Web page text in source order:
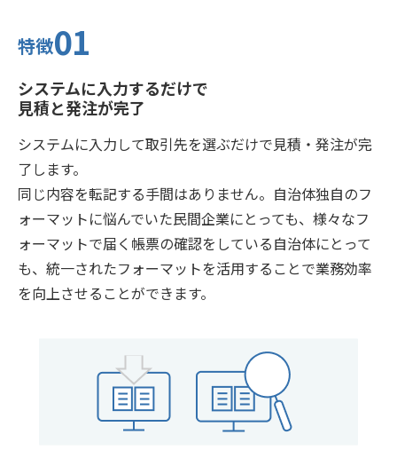
特徴01
システムに入力するだけで
見積と発注が完了
システムに入力して取引先を選ぶだけで見積・発注が完
了します。
同じ内容を転記する手間はありません。自治体独自のフ
ォーマットに悩んでいた民間企業にとっても、様々なフ
ォーマットで届く帳票の確認をしている自治体にとって
も、統一されたフォーマットを活用することで業務効率
を向上させることができます。